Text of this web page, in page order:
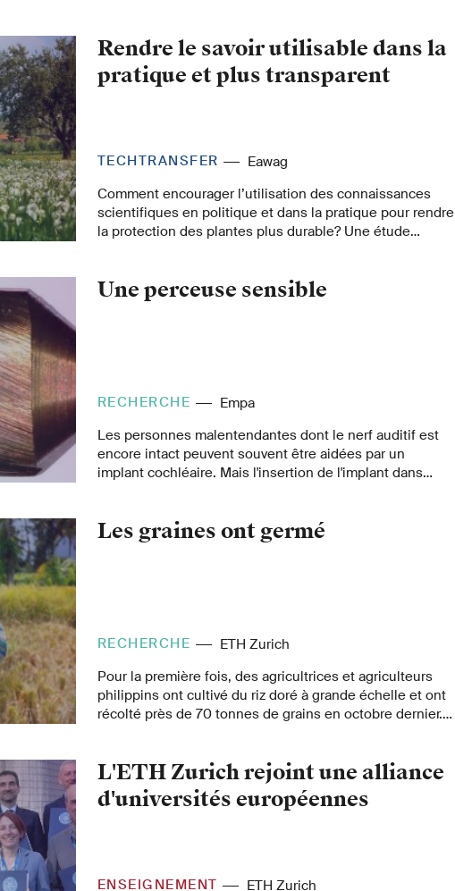
respectivement les infections des voies urinaires et
l'obésité.
Rendre le savoir utilisable dans la
pratique et plus transparent
TECHTRANSFER
Eawag
Comment encourager l’utilisation des connaissances
scientifiques en politique et dans la pratique pour rendre
la protection des plantes plus durable? Une étude
propose un train de mesures pour les surmonter.
Une perceuse sensible
RECHERCHE
Empa
Les personnes malentendantes dont le nerf auditif est
encore intact peuvent souvent être aidées par un
implant cochléaire. Mais l'insertion de l'implant dans
l'Empa ont développé un nouveau type de perceuse
«intelligente» qui minimise ce risque en s'éteignant
Les graines ont germé
RECHERCHE
ETH Zurich
Pour la première fois, des agricultrices et agriculteurs
philippins ont cultivé du riz doré à grande échelle et ont
récolté près de 70 tonnes de grains en octobre dernier.
L'ETH Zurich rejoint une alliance
d'universités européennes
ENSEIGNEMENT
ETH Zurich